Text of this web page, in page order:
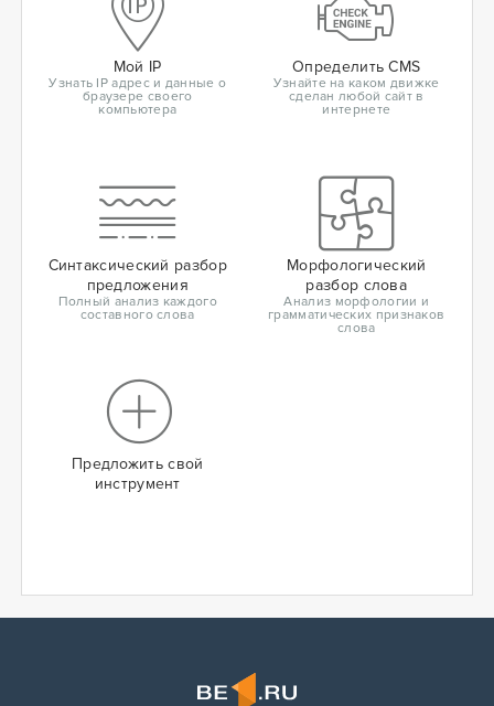
Мой IP
Узнать IP адрес и данные о
браузере своего
компьютера
Определить CMS
Узнайте на каком движке
сделан любой сайт в
интернете
Синтаксический разбор
предложения
Полный анализ каждого
составного слова
Морфологический
разбор слова
Анализ морфологии и
грамматических признаков
слова
Предложить свой
инструмент